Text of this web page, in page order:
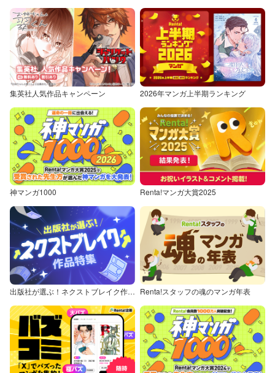
集英社人気作品キャンペーン 2026年マンガ上半期ランキング
神マンガ1000 Renta!マンガ大賞2025
出版社が選ぶ！ネクストブレイク作品特集 Renta!スタッフの魂のマンガ年表